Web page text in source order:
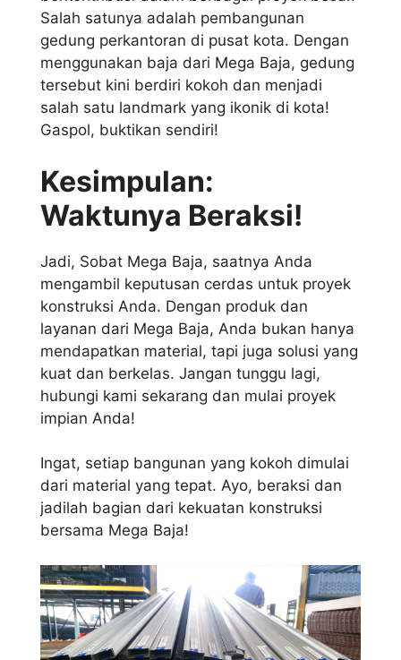
Salah satunya adalah pembangunan
gedung perkantoran di pusat kota. Dengan
menggunakan baja dari Mega Baja, gedung
tersebut kini berdiri kokoh dan menjadi
salah satu landmark yang ikonik di kota!
Gaspol, buktikan sendiri!
Kesimpulan:
Waktunya Beraksi!
Jadi, Sobat Mega Baja, saatnya Anda
mengambil keputusan cerdas untuk proyek
konstruksi Anda. Dengan produk dan
layanan dari Mega Baja, Anda bukan hanya
mendapatkan material, tapi juga solusi yang
kuat dan berkelas. Jangan tunggu lagi,
hubungi kami sekarang dan mulai proyek
impian Anda!
Ingat, setiap bangunan yang kokoh dimulai
dari material yang tepat. Ayo, beraksi dan
jadilah bagian dari kekuatan konstruksi
bersama Mega Baja!